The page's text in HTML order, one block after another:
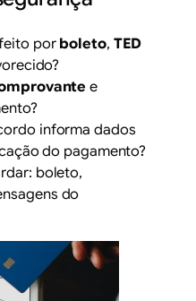
por boleto, TED
e
informa dados
do pagamento?
boleto,
do